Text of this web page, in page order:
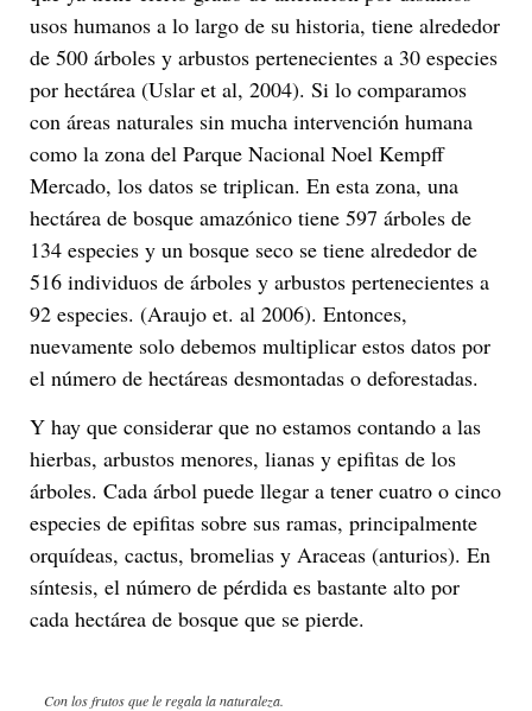
usos humanos a lo largo de su historia, tiene alrededor
de 500 árboles y arbustos pertenecientes a 30 especies
por hectárea (Uslar et al, 2004). Si lo comparamos
con áreas naturales sin mucha intervención humana
como la zona del Parque Nacional Noel Kempff
Mercado, los datos se triplican. En esta zona, una
hectárea de bosque amazónico tiene 597 árboles de
134 especies y un bosque seco se tiene alrededor de
516 individuos de árboles y arbustos pertenecientes a
92 especies. (Araujo et. al 2006). Entonces,
nuevamente solo debemos multiplicar estos datos por
el número de hectáreas desmontadas o deforestadas.
Y hay que considerar que no estamos contando a las
hierbas, arbustos menores, lianas y epifitas de los
árboles. Cada árbol puede llegar a tener cuatro o cinco
especies de epifitas sobre sus ramas, principalmente
orquídeas, cactus, bromelias y Araceas (anturios). En
síntesis, el número de pérdida es bastante alto por
cada hectárea de bosque que se pierde.
Con los frutos que le regala la naturaleza.